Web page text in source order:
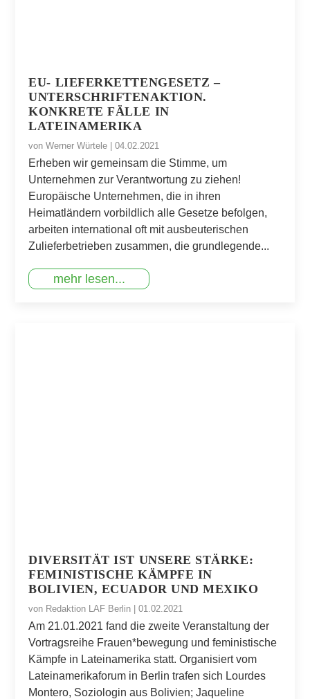
EU- LIEFERKETTENGESETZ –
UNTERSCHRIFTENAKTION.
KONKRETE FÄLLE IN
LATEINAMERIKA
vonWerner Würtele |04.02.2021
Erheben wir gemeinsam die Stimme, um
Unternehmen zur Verantwortung zu ziehen!
Europäische Unternehmen, die in ihren
Heimatländern vorbildlich alle Gesetze befolgen,
arbeiten international oft mit ausbeuterischen
Zulieferbetrieben zusammen, die grundlegende...
mehr lesen...
DIVERSITÄT IST UNSERE STÄRKE:
FEMINISTISCHE KÄMPFE IN
BOLIVIEN, ECUADOR UND MEXIKO
von Redaktion LAF Berlin |01.02.2021
Am 21.01.2021 fand die zweite Veranstaltung der
Vortragsreihe Frauen*bewegung und feministische
Kämpfe in Lateinamerika statt. Organisiert vom
Lateinamerikaforum in Berlin trafen sich Lourdes
Montero, Soziologin aus Bolivien; Jaqueline